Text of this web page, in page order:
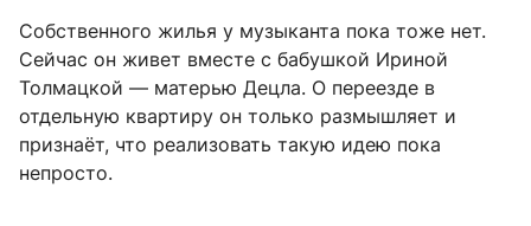
Собственного жилья у музыканта пока тоже нет.
Сейчас он живет вместе с бабушкой Ириной
Толмацкой — матерью Децла. О переезде в
отдельную квартиру он только размышляет и
признаёт, что реализовать такую идею пока
непросто.